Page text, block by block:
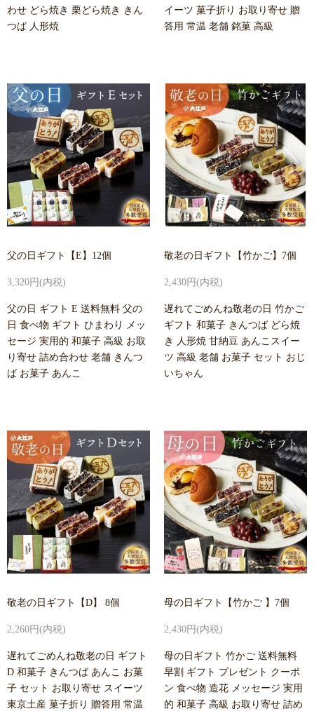
わせ どら焼き 栗どら焼き きん
つば 人形焼
イーツ 菓子折り お取り寄せ 贈
答用 常温 老舗 銘菓 高級
父の日ギフト【E】12個
3,320円(内税)
父の日 ギフト E 送料無料 父の
日 食べ物 ギフト ひまわり メッ
セージ 実用的 和菓子 高級 お取
り寄せ 詰め合わせ 老舗 きんつ
ば お菓子 あんこ
敬老の日ギフト【竹かご】7個
2,430円(内税)
遅れてごめんね敬老の日 竹かご
ギフト 和菓子 きんつば どら焼
き 人形焼 甘納豆 あんこスイー
ツ 高級 老舗 お菓子 セット おじ
いちゃん
敬老の日ギフト【D】 8個
2,260円(内税)
遅れてごめんね敬老の日 ギフト
D 和菓子 きんつば あんこ お菓
子 セット お取り寄せ スイーツ
東京土産 菓子折り 贈答用 常温
母の日ギフト【竹かご 】7個
2,430円(内税)
母の日ギフト 竹かご 送料無料
早割 ギフト プレゼント クーポ
ン 食べ物 造花 メッセージ 実用
的 和菓子 高級 お取り寄せ 詰め